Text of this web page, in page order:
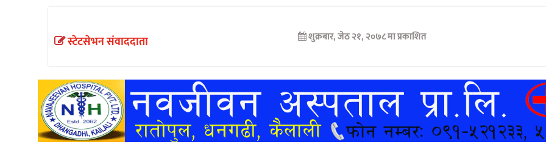
अन्तराष्ट्रिय
अन्तर्वार्ता
स्टेटसेभन संवाददाता शुक्रबार, जेठ २१, २०७८ मा प्रकाशित